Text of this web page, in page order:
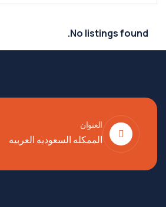
No listings found.
العنوان
الممكله السعوديه العربيه